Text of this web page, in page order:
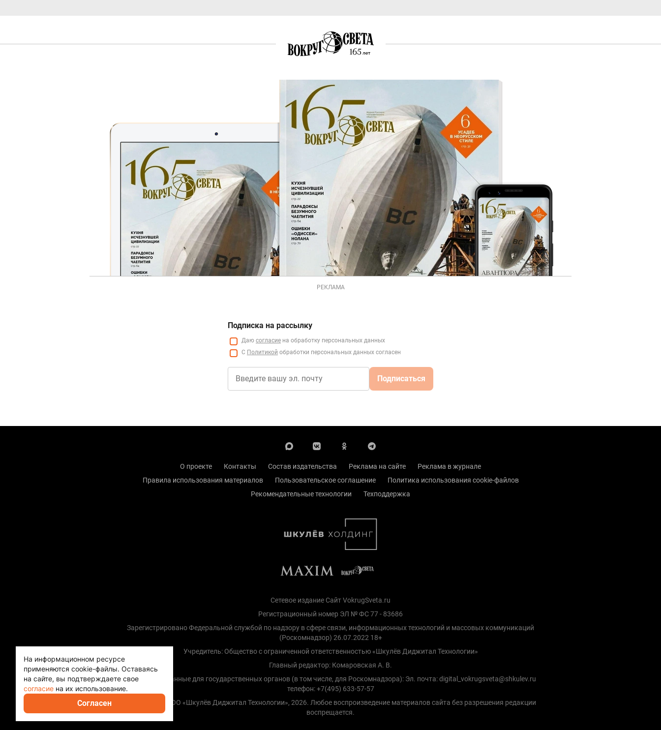
РЕКЛАМА
Подписка на рассылку
Даю согласие на обработку персональных данных
С Политикой обработки персональных данных согласен
Подписаться
О проекте Контакты Состав издательства Реклама на сайте
Реклама в журнале
Правила использования материалов
Пользовательское соглашение
Политика использования cookie-файлов
Рекомендательные технологии
Техподдержка
Сетевое издание Сайт VokrugSveta.ru
Регистрационный номер ЭЛ № ФС 77 - 83686
Зарегистрировано Федеральной службой по надзору в сфере связи, информационных технологий и массовых коммуникаций
(Роскомнадзор) 26.07.2022 18+
Учредитель: Общество с ограниченной ответственностью «Шкулёв Диджитал Технологии»
Главный редактор: Комаровская А. В.
Контактные данные для государственных органов (в том числе, для Роскомнадзора): Эл. почта: digital_vokrugsveta@shkulev.ru
телефон: +7(495) 633-57-57
Copyright (с) ООО «Шкулёв Диджитал Технологии», 2026. Любое воспроизведение материалов сайта без разрешения редакции
воспрещается.
На информационном ресурсе
применяются cookie-файлы. Оставаясь
на сайте, вы подтверждаете свое
согласие на их использование.
Согласен